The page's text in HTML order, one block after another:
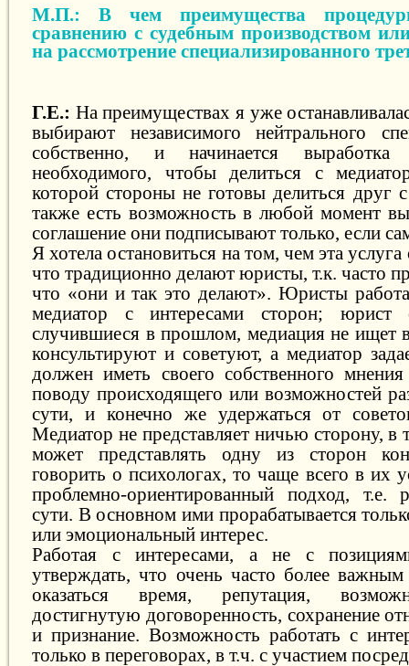
М.П.: В чем преимущества
сравнению с судебным производством
на рассмотрение специализированного
Г.Е.: На преимуществах я уже
выбирают независимого нейтрального
собственно, и начинается выработка
необходимого, чтобы делиться с
которой стороны не готовы делиться друг
также есть возможность в любой момент
соглашение они подписывают только, если
Я хотела остановиться на том, чем эта услуга
что традиционно делают юристы, т.к. часто
что «они и так это делают». Юристы
медиатор с интересами сторон; юрист
случившиеся в прошлом, медиация не
консультируют и советуют, а медиатор
должен иметь своего собственного
поводу происходящего или возможностей
сути, и конечно же удержаться от
Медиатор не представляет ничью сторону, в
может представлять одну из сторон
говорить о психологах, то чаще всего в их
проблемно-ориентированный подход, т.е.
сути. В основном ими прорабатывается
или эмоциональный интерес.
Работая с интересами, а не с
утверждать, что очень часто более
оказаться время, репутация,
достигнутую договоренность, сохранение
и признание. Возможность работать с
только в переговорах, в т.ч. с участием